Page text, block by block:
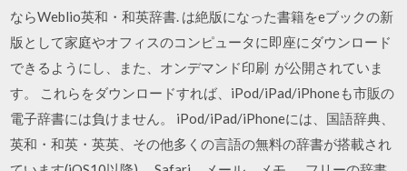
ならWeblio英和・和英辞書. は絶版になった書籍をeブックの新
版として家庭やオフィスのコンピュータに即座にダウンロード
できるようにし、また、オンデマンド印刷 が公開されていま
す。 これらをダウンロードすれば、iPod/iPad/iPhoneも市販の
電子辞書には負けません。 iPod/iPad/iPhoneには、国語辞典、
英和・和英・英英、その他多くの言語の無料の辞書が搭載され